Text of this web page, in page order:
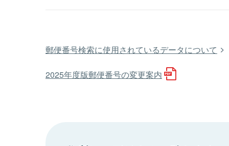
郵便番号検索に使用されているデータについて
2025年度版郵便番号の変更案内